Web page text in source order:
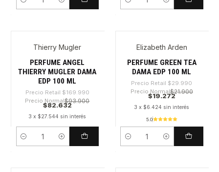
Cantidad Cantidad
-51%Thierry Mugler
PERFUME ANGEL
THIERRY MUGLER DAMA
EDP 100 ML
Precio Retail $169.990
Precio Normal$93.900
$82.632
3 x $27.544 sin interés
Cantidad
-35%Elizabeth Arden
PERFUME GREEN TEA
DAMA EDP 100 ML
Precio Retail $29.990
Precio Normal$21.900
$19.272
3 x $6.424 sin interés
5.0
Cantidad